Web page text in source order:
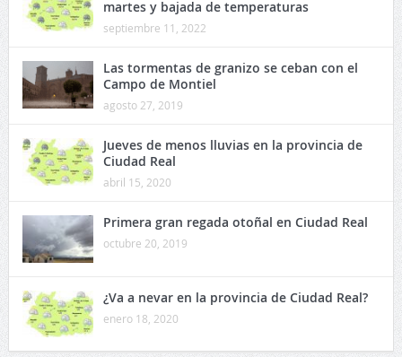
martes y bajada de temperaturas
septiembre 11, 2022
Las tormentas de granizo se ceban con el
Campo de Montiel
agosto 27, 2019
Jueves de menos lluvias en la provincia de
Ciudad Real
abril 15, 2020
Primera gran regada otoñal en Ciudad Real
octubre 20, 2019
¿Va a nevar en la provincia de Ciudad Real?
enero 18, 2020